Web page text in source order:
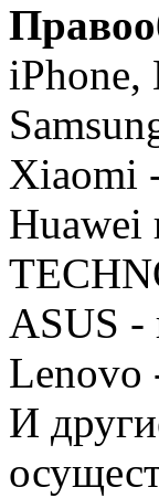
iPhone,
Xiaomi
Huawei
ASUS -
Lenovo
И